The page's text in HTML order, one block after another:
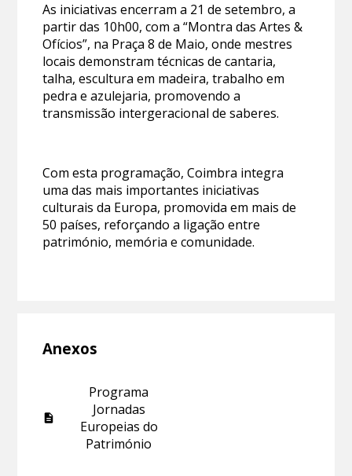
As iniciativas encerram a 21 de setembro, a
partir das 10h00, com a “Montra das Artes &
Ofícios”, na Praça 8 de Maio, onde mestres
locais demonstram técnicas de cantaria,
talha, escultura em madeira, trabalho em
pedra e azulejaria, promovendo a
transmissão intergeracional de saberes.
Com esta programação, Coimbra integra
uma das mais importantes iniciativas
culturais da Europa, promovida em mais de
50 países, reforçando a ligação entre
património, memória e comunidade.
Anexos
Programa
Jornadas
Europeias do
Património